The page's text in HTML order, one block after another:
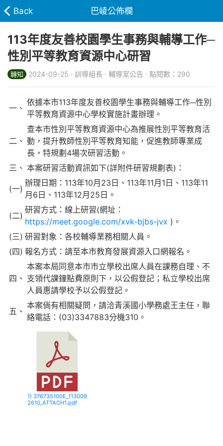
Back 巴崚公佈欄
113年度友善校園學生事務與輔導工作─
性別平等教育資源中心研習
轉知 2024-09-25 · 訓導組長 · 輔導室公告 · 點閱數：290
一、
依據本市113年度友善校園學生事務與輔導工作─性別
平等教育資源中心學校實施計畫辦理。
二、
查本市性別平等教育資源中心為推展性別平等教育活
動，提升教師性別平等教育知能，促進教師專業成
長，特規劃4場次研習活動。
三、 本案研習活動資訊如下(詳附件研習規劃表)：
(一)
辦理日期：113年10月23日、113年11月1日、113年11
月6日、113年12月25日。
(二)
研習方式：線上研習(網址：
https://meet.google.com/xvk-bjbs-jvx )。
(三) 研習對象：各校輔導業務相關人員。
(四) 報名方式：請至本市教育發展資源入口網報名。
四、
本案本局同意本市市立學校出席人員在課務自理、不
支領代課鐘點費原則下，以公假登記；私立學校出席
人員惠請學校予以公假登記。
五、
本案倘有相關疑問，請洽青溪國小學務處王主任，聯
絡電話：(03)3347883分機310。
1) 376735100E_113009
2610_ATTACH1.pdf